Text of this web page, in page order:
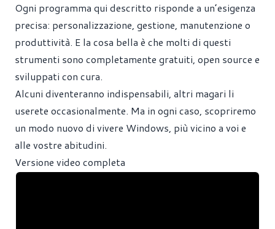
Ogni programma qui descritto risponde a un’esigenza
precisa: personalizzazione, gestione, manutenzione o
produttività. E la cosa bella è che molti di questi
strumenti sono completamente gratuiti, open source e
sviluppati con cura.
Alcuni diventeranno indispensabili, altri magari li
userete occasionalmente. Ma in ogni caso, scopriremo
un modo nuovo di vivere Windows, più vicino a voi e
alle vostre abitudini.
Versione video completa